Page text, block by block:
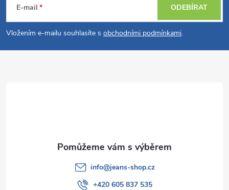
p
a
E-mail
Vložením e-mailu souhlasíte s obchodními podmínkami.
ODEBÍRAT
info@jeans-shop.cz
+420 605 837 535